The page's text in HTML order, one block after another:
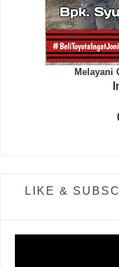
Melayani
LIKE &